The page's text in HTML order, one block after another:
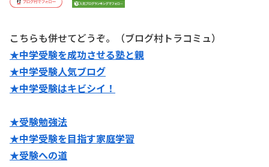
こちらも併せてどうぞ。（ブログ村トラコミュ）
★中学受験を成功させる塾と親
★中学受験人気ブログ
★中学受験はキビシイ！
★受験勉強法
★中学受験を目指す家庭学習
★受験への道